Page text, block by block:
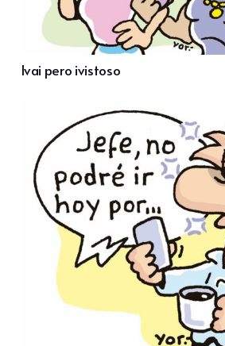
Ivai pero ivistoso